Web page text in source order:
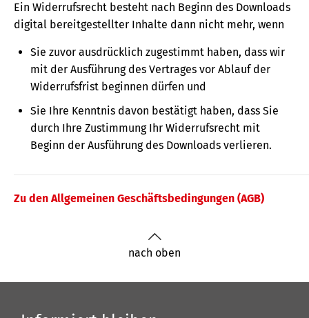
Ein Widerrufsrecht besteht nach Beginn des Downloads
digital bereitgestellter Inhalte dann nicht mehr, wenn
Sie zuvor ausdrücklich zugestimmt haben, dass wir
mit der Ausführung des Vertrages vor Ablauf der
Widerrufsfrist beginnen dürfen und
Sie Ihre Kenntnis davon bestätigt haben, dass Sie
durch Ihre Zustimmung Ihr Widerrufsrecht mit
Beginn der Ausführung des Downloads verlieren.
Zu den Allgemeinen Geschäftsbedingungen (AGB)
nach oben